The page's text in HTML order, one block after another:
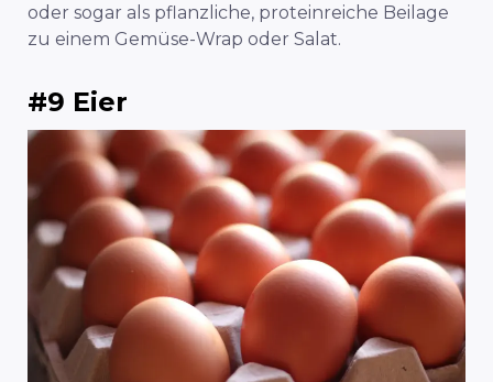
oder sogar als pflanzliche, proteinreiche Beilage
zu einem Gemüse-Wrap oder Salat.
#9 Eier